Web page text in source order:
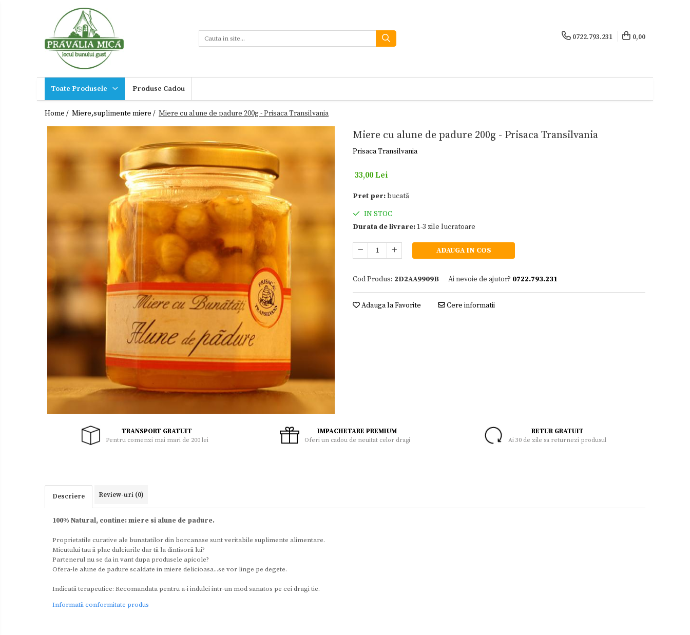
Toate Produsele
Dulceturi fara zahar
Sucuri,Vinuri
Noutati
Ingrijire
personala
Cadouri
0722.793.231 0,00
Toate Produsele Produse Cadou
Home / Miere,suplimente miere / Miere cu alune de padure 200g - Prisaca Transilvania
Miere cu alune de padure 200g - Prisaca Transilvania
Prisaca Transilvania
33,00 Lei
Pret per:bucată
IN STOC
Durata de livrare:1-3 zile lucratoare
ADAUGA IN COS
Cod Produs: 2D2AA9909B Ai nevoie de ajutor? 0722.793.231
Adauga la Favorite Cere informatii
TRANSPORT GRATUIT
Pentru comenzi mai mari de 200 lei
IMPACHETARE PREMIUM
Oferi un cadou de neuitat celor dragi
RETUR GRATUIT
Ai 30 de zile sa returnezi produsul
Descriere Review-uri (0)
100% Natural, contine: miere si alune de padure.
Proprietatile curative ale bunatatilor din borcanase sunt veritabile suplimente alimentare.
Micutului tau ii plac dulciurile dar tii la dintisorii lui?
Partenerul nu se da in vant dupa produsele apicole?
Ofera-le alune de padure scaldate in miere delicioasa...se vor linge pe degete.
Indicatii terapeutice: Recomandata pentru a-i indulci intr-un mod sanatos pe cei dragi tie.
Informatii conformitate produs